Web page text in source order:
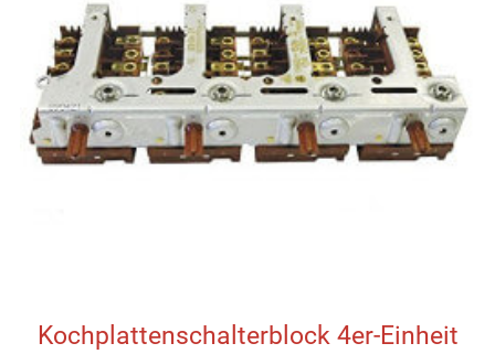
Kochplattenschalterblock 4er-Einheit